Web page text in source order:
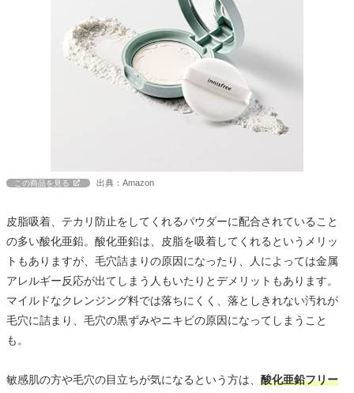
この商品を見る 出典：Amazon
皮脂吸着、テカリ防止をしてくれるパウダーに配合されていること
の多い酸化亜鉛。酸化亜鉛は、皮脂を吸着してくれるというメリッ
トもありますが、毛穴詰まりの原因になったり、人によっては金属
アレルギー反応が出てしまう人もいたりとデメリットもあります。
マイルドなクレンジング料では落ちにくく、落としきれない汚れが
毛穴に詰まり、毛穴の黒ずみやニキビの原因になってしまうこと
も。
敏感肌の方や毛穴の目立ちが気になるという方は、 酸化亜鉛フリー